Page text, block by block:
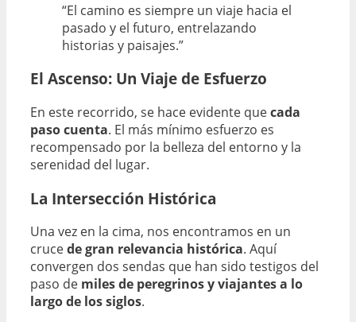
“El camino es siempre un viaje hacia el
pasado y el futuro, entrelazando
historias y paisajes.”
El Ascenso: Un Viaje de Esfuerzo
En este recorrido, se hace evidente quecada
paso cuenta. El más mínimo esfuerzo es
recompensado por la belleza del entorno y la
serenidad del lugar.
La Intersección Histórica
Una vez en la cima, nos encontramos en un
crucede gran relevancia histórica. Aquí
convergen dos sendas que han sido testigos del
paso de miles de peregrinos y viajantes a lo
largo de los siglos.